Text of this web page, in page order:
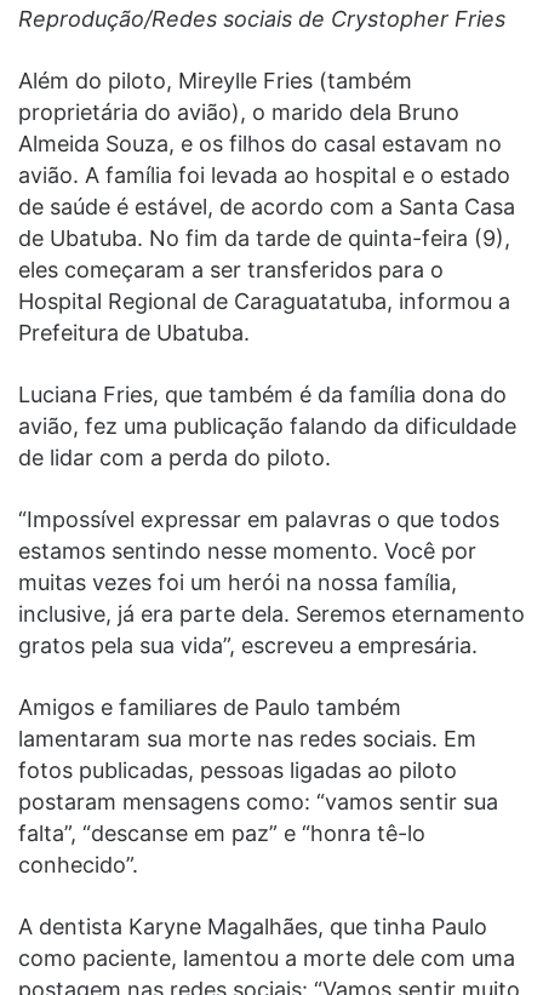
Reprodução/Redes sociais de Crystopher Fries
Além do piloto, Mireylle Fries (também
proprietária do avião), o marido dela Bruno
Almeida Souza, e os filhos do casal estavam no
avião. A família foi levada ao hospital e o estado
de saúde é estável, de acordo com a Santa Casa
de Ubatuba. No fim da tarde de quinta-feira (9),
eles começaram a ser transferidos para o
Hospital Regional de Caraguatatuba, informou a
Prefeitura de Ubatuba.
Luciana Fries, que também é da família dona do
avião, fez uma publicação falando da dificuldade
de lidar com a perda do piloto.
“Impossível expressar em palavras o que todos
estamos sentindo nesse momento. Você por
muitas vezes foi um herói na nossa família,
inclusive, já era parte dela. Seremos eternamento
gratos pela sua vida”, escreveu a empresária.
Amigos e familiares de Paulo também
lamentaram sua morte nas redes sociais. Em
fotos publicadas, pessoas ligadas ao piloto
postaram mensagens como: “vamos sentir sua
falta”, “descanse em paz” e “honra tê-lo
conhecido”.
A dentista Karyne Magalhães, que tinha Paulo
como paciente, lamentou a morte dele com uma
postagem nas redes sociais: “Vamos sentir muito